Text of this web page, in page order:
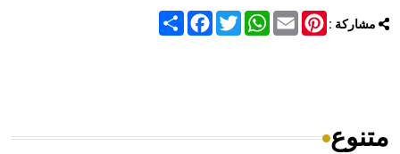
مشاركة : Share
FacebookTwitter
WhatsAppEmail
Pinterest
متنوع